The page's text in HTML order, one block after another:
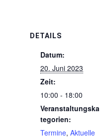
DETAILS
Datum:
20. Juni 2023
Zeit:
10:00 - 18:00
Veranstaltungska
tegorien:
Termine, Aktuelle